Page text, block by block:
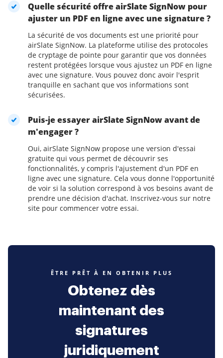
Quelle sécurité offre airSlate SignNow pour
ajuster un PDF en ligne avec une signature ?
La sécurité de vos documents est une priorité pour
airSlate SignNow. La plateforme utilise des protocoles
de cryptage de pointe pour garantir que vos données
restent protégées lorsque vous ajustez un PDF en ligne
avec une signature. Vous pouvez donc avoir l'esprit
tranquille en sachant que vos informations sont
sécurisées.
Puis-je essayer airSlate SignNow avant de
m'engager ?
Oui, airSlate SignNow propose une version d'essai
gratuite qui vous permet de découvrir ses
fonctionnalités, y compris l'ajustement d'un PDF en
ligne avec une signature. Cela vous donne l'opportunité
de voir si la solution correspond à vos besoins avant de
prendre une décision d'achat. Inscrivez-vous sur notre
site pour commencer votre essai.
ÊTRE PRÊT À EN OBTENIR PLUS
Obtenez dès
maintenant des
signatures
juridiquement